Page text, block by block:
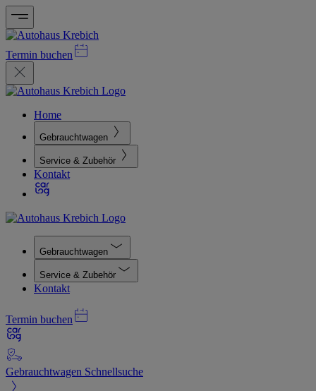
Termin buchen
Home
Gebrauchtwagen
Service & Zubehör
Kontakt
Gebrauchtwagen
Service & Zubehör
Kontakt
Termin buchen
Gebrauchtwagen Schnellsuche